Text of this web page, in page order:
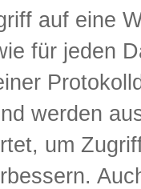
auf eine
für jeden
werden
um